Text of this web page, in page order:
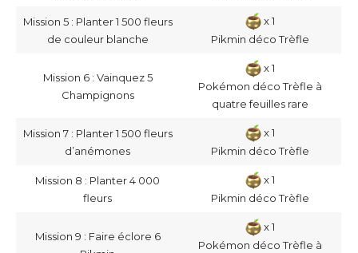
Mission 5 : Planter 1 500 fleurs
de couleur blanche
x 1
Pikmin déco Trèfle
Mission 6 : Vainquez 5
Champignons
x 1
Pokémon déco Trèfle à
quatre feuilles rare
Mission 7 : Planter 1 500 fleurs
d’anémones
x 1
Pikmin déco Trèfle
Mission 8 : Planter 4 000
fleurs
x 1
Pikmin déco Trèfle
Mission 9 : Faire éclore 6
x 1
Pokémon déco Trèfle à